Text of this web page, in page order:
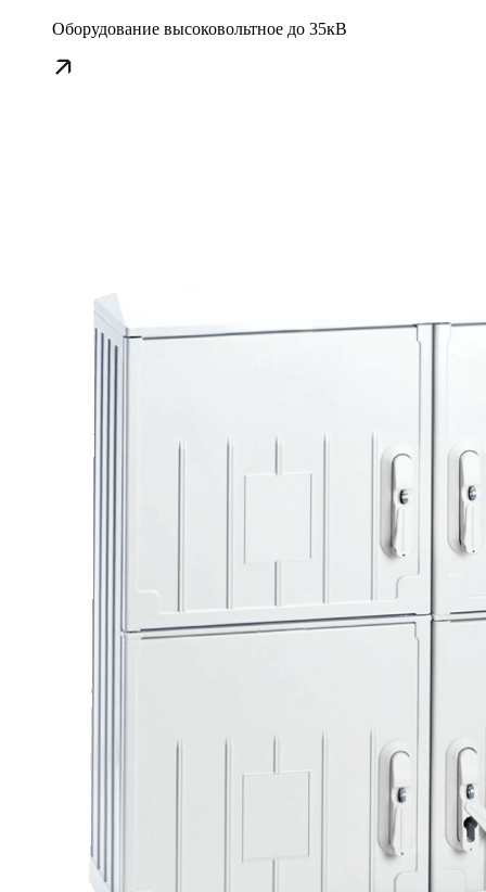
Оборудование высоковольтное до 35кВ